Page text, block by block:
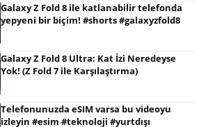
Galaxy Z Fold 8 ile katlanabilir telefonda
yepyeni bir biçim! #shorts #galaxyzfold8
Galaxy Z Fold 8 Ultra: Kat İzi Neredeyse
Yok! (Z Fold 7 ile Karşılaştırma)
Telefonunuzda eSIM varsa bu videoyu
izleyin #esim #teknoloji #yurtdışı